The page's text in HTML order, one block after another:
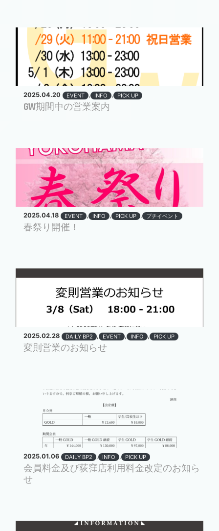
2025.04.20 EVENT , INFO , PICK UP
GW期間中の営業案内
2025.04.18 EVENT , INFO , PICK UP , プチイベント
春祭り開催！
2025.02.28 DAILY BP2 , EVENT , INFO , PICK UP
変則営業のお知らせ
2025.01.06 DAILY BP2 , INFO , PICK UP
会員料金及び荻窪店利用料金改定のお知ら
せ